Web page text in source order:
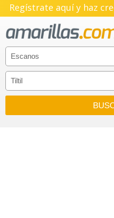
Regístrate aquí y haz